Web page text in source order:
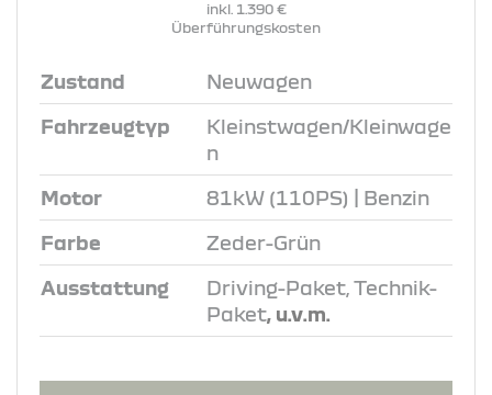
inkl. 1.390 €
Überführungskosten
Zustand Neuwagen
Fahrzeugtyp
Kleinstwagen/Kleinwage
n
Motor 81kW (110PS) | Benzin
Farbe Zeder-Grün
Ausstattung
Driving-Paket, Technik-
Paket, u.v.m.